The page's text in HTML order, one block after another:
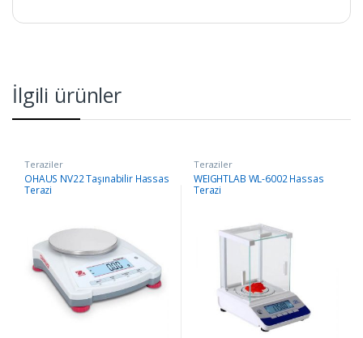
İlgili ürünler
Teraziler
OHAUS NV22 Taşınabilir Hassas
Terazi
Teraziler
WEIGHTLAB WL-6002 Hassas
Terazi